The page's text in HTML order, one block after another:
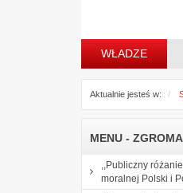
WŁADZE
Aktualnie jesteś w:
MENU -
,,Publiczny
moralnej Polski i